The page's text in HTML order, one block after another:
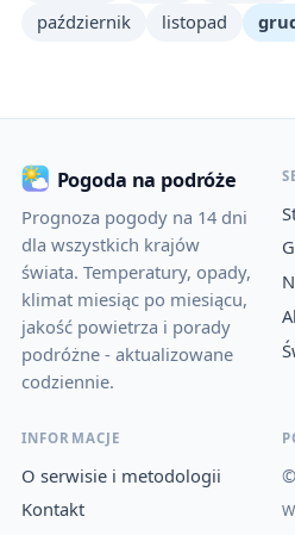
październik
listopad
Pogoda na podróże
Prognoza pogody na 14 dni
dla wszystkich krajów
świata. Temperatury, opady,
klimat miesiąc po miesiącu,
jakość powietrza i porady
podróżne - aktualizowane
codziennie.
INFORMACJE
O serwisie i metodologii
Kontakt